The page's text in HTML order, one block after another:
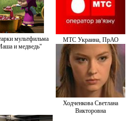
мультфильма
и медведь"
МТС Украина, ПрАО
Ходченкова Светлана
Викторовна